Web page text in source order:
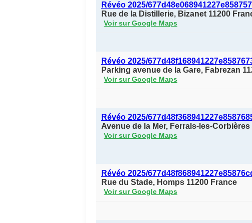
Révéo 2025/
Rue de la Distillerie, Bizanet 11200
Voir sur Google Maps
Révéo 2025/
Parking avenue de la Gare, Fabrezan
Voir sur Google Maps
Révéo 2025/
Avenue de la Mer, Ferrals-les-Corbières
Voir sur Google Maps
Révéo 2025/
Rue du Stade, Homps 11200 France
Voir sur Google Maps